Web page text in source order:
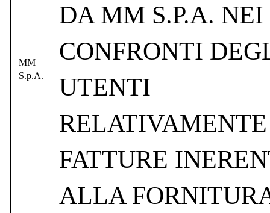
MM
S.p.A.
DA MM S.P.A. NEI
CONFRONTI
UTENTI
FATTURE
ALLA